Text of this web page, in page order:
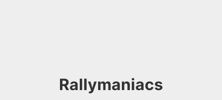
Rallymaniacs